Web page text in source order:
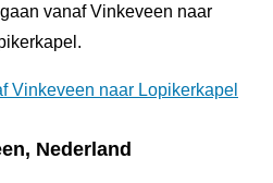
vanaf Vinkeveen naar
Vinkeveen naar Lopikerkapel
Nederland